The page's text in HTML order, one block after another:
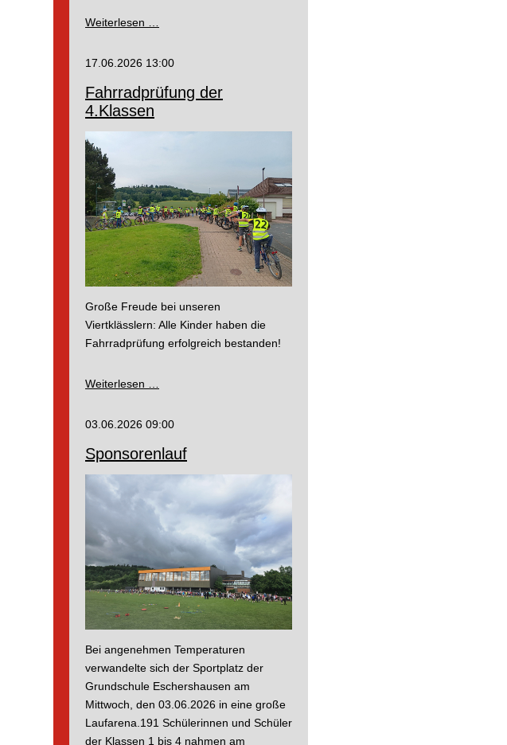
Weiterlesen …
Dr.
Würfel,
Nino
Oho
Abschied
nehmen
17.06.2026 13:00
Fahrradprüfung der
4.Klassen
Große Freude bei unseren
Viertklässlern: Alle Kinder haben die
Fahrradprüfung erfolgreich bestanden!
Weiterlesen …
4.Klassen
03.06.2026 09:00
Sponsorenlauf
Bei angenehmen Temperaturen
verwandelte sich der Sportplatz der
Grundschule Eschershausen am
Mittwoch, den 03.06.2026 in eine große
Laufarena.191 Schülerinnen und Schüler
der Klassen 1 bis 4 nahmen am